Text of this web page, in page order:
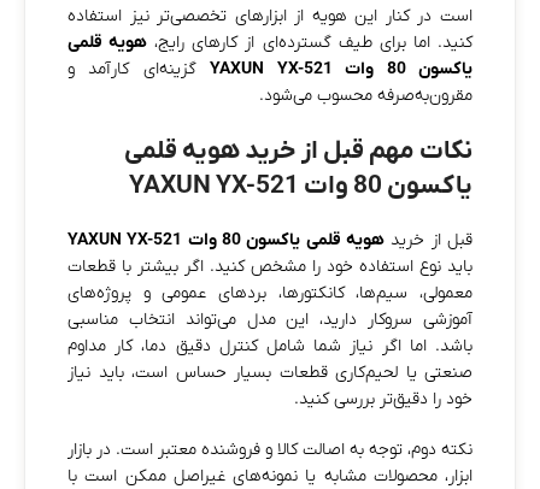
است در کنار این هویه از ابزارهای تخصصی‌تر نیز استفاده
کنید. اما برای طیف گسترده‌ای از کارهای رایج، هویه قلمی
یاکسون 80 وات YAXUN YX-521
گزینه‌ای کارآمد و
مقرون‌به‌صرفه محسوب می‌شود.
نکات مهم قبل از خرید هویه قلمی
یاکسون 80 وات YAXUN YX-521
قبل از خرید هویه قلمی یاکسون 80 وات YAXUN YX-521
باید نوع استفاده خود را مشخص کنید. اگر بیشتر با قطعات
معمولی، سیم‌ها، کانکتورها، بردهای عمومی و پروژه‌های
آموزشی سروکار دارید، این مدل می‌تواند انتخاب مناسبی
باشد. اما اگر نیاز شما شامل کنترل دقیق دما، کار مداوم
صنعتی یا لحیم‌کاری قطعات بسیار حساس است، باید نیاز
خود را دقیق‌تر بررسی کنید.
نکته دوم، توجه به اصالت کالا و فروشنده معتبر است. در بازار
ابزار، محصولات مشابه یا نمونه‌های غیراصل ممکن است با